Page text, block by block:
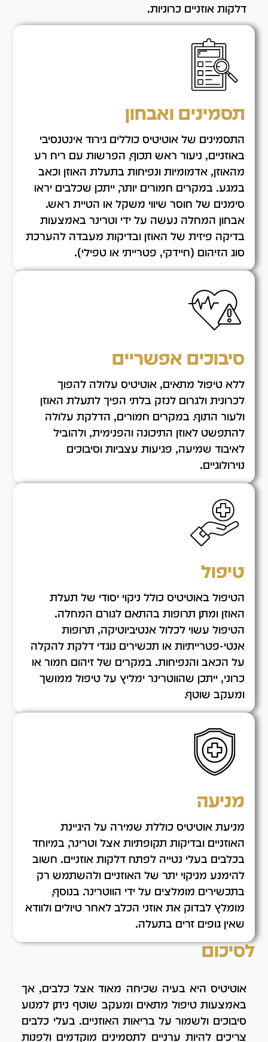
דלקות אוזניים כרוניות.
תסמינים ואבחון
התסמינים של אוטיטיס כוללים גירוד אינטנסיבי
באוזניים, ניעור ראש תכוף, הפרשות עם ריח רע
מהאוזן, אדמומיות ונפיחות בתעלת האוזן וכאב
במגע. במקרים חמורים יותר, ייתכן שכלבים יראו
סימנים של חוסר שיווי משקל או הטיית ראש.
אבחון המחלה נעשה על ידי וטרינר באמצעות
בדיקה פיזית של האוזן ובדיקות מעבדה להערכת
סוג הזיהום (חיידקי, פטרייתי או טפילי).
סיבוכים אפשריים
ללא טיפול מתאים, אוטיטיס עלולה להפוך
לכרונית ולגרום לנזק בלתי הפיך לתעלת האוזן
ולעור התוף. במקרים חמורים, הדלקת עלולה
להתפשט לאוזן התיכונה והפנימית, ולהוביל
לאיבוד שמיעה, פגיעות עצביות וסיבוכים
נוירולוגיים.
טיפול
הטיפול באוטיטיס כולל ניקוי יסודי של תעלת
האוזן ומתן תרופות בהתאם לגורם המחלה.
הטיפול עשוי לכלול אנטיביוטיקה, תרופות
אנטי-פטרייתיות או תכשירים נוגדי דלקת להקלה
על הכאב והנפיחות. במקרים של זיהום חמור או
כרוני, ייתכן שהווטרינר ימליץ על טיפול ממושך
ומעקב שוטף.
מניעה
מניעת אוטיטיס כוללת שמירה על היגיינת
האוזניים ובדיקות תקופתיות אצל וטרינר, במיוחד
בכלבים בעלי נטייה לפתח דלקות אוזניים. חשוב
להימנע מניקוי יתר של האוזניים ולהשתמש רק
בתכשירים מומלצים על ידי הווטרינר. בנוסף,
מומלץ לבדוק את אוזני הכלב לאחר טיולים ולוודא
שאין גופים זרים בתעלה.
לסיכום
אוטיטיס היא בעיה שכיחה מאוד אצל כלבים, אך
באמצעות טיפול מתאים ומעקב שוטף ניתן למנוע
סיבוכים ולשמור על בריאות האוזניים. בעלי כלבים
צריכים להיות ערניים לתסמינים מוקדמים ולפנות